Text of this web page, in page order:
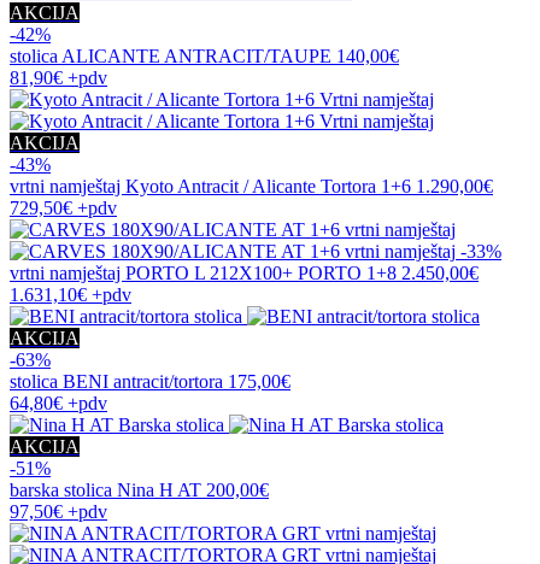
AKCIJA
-42%
stolica ALICANTE ANTRACIT/TAUPE 140,00€
81,90€ +pdv
AKCIJA
-43%
vrtni namještaj Kyoto Antracit / Alicante Tortora 1+6 1.290,00€
729,50€ +pdv
-33%
vrtni namještaj PORTO L 212X100+ PORTO 1+8 2.450,00€
1.631,10€ +pdv
AKCIJA
-63%
stolica BENI antracit/tortora 175,00€
64,80€ +pdv
AKCIJA
-51%
barska stolica Nina H AT 200,00€
97,50€ +pdv